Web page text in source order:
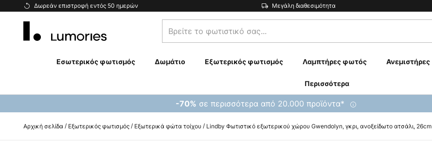
Δωρεάν επιστροφή εντός 50 ημερών Μεγάλη διαθεσιμότητα
Μετάβαση
Βρείτε
το
σας...
Εσωτερικός φωτισμός Δωμάτιο Εξωτερικός φωτισμός Λαμπτήρες φωτός Ανεμιστήρες
Περισσότερα
-70% σε περισσότερα από 20.000 προϊόντα*
Αρχική σελίδα Εξωτερικός φωτισμός Εξωτερικά φώτα τοίχου Lindby Φωτιστικό εξωτερικού χώρου Gwendolyn, γκρι, ανοξείδωτο ατσάλι, 26cm